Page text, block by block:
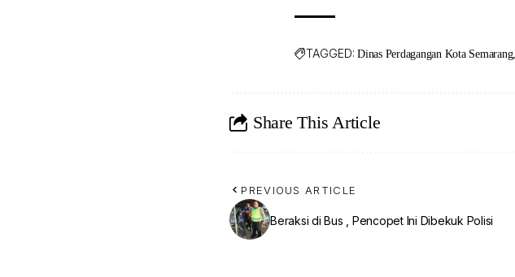
TAGGED: Dinas Perdagangan Kota Semarang
Share This Article
PREVIOUS ARTICLE
Beraksi di Bus , Pencopet Ini Dibekuk Polisi